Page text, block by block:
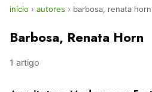
início › autores › barbosa, renata horn
Barbosa, Renata Horn
1 artigo